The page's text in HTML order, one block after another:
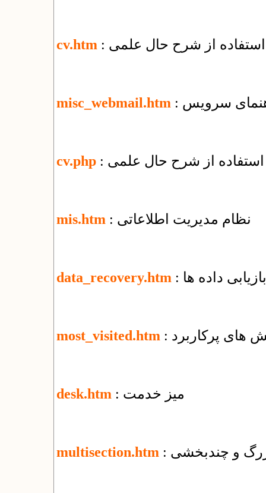
cv.htm از شرح حال علمی
misc_webmail.htm
cv.php از شرح حال علمی
mis.htm : نظام مدیریت اطلاعاتی
data_recovery.htm داده ها
most_visited.htm های پرکاربرد
desk.htm : میز خدمت
multisection.htm و چندبخشی